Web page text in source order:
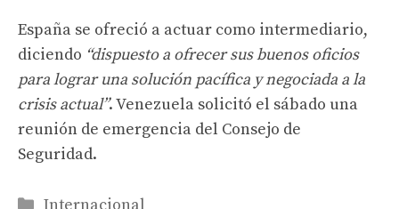
España se ofreció a actuar como intermediario,
diciendo “dispuesto a ofrecer sus buenos oficios
para lograr una solución pacífica y negociada a la
crisis actual”. Venezuela solicitó el sábado una
reunión de emergencia del Consejo de
Seguridad.
Categorías
Internacional